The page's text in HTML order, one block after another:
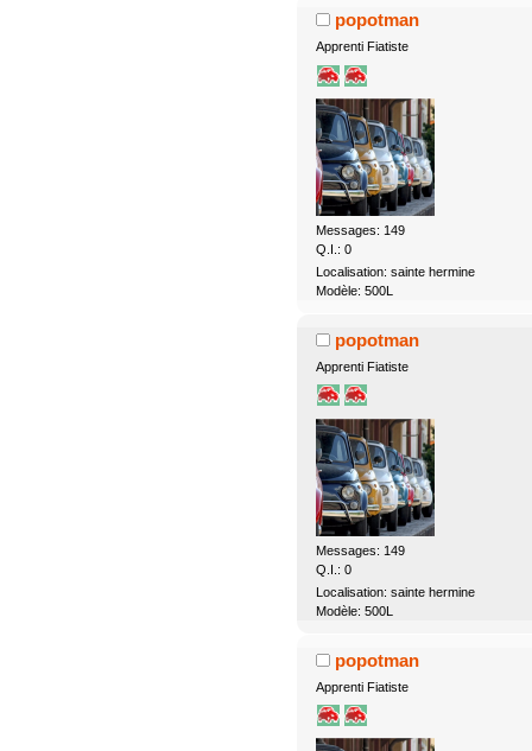
popotman
Apprenti Fiatiste
Messages: 149
Q.I.: 0
Localisation: sainte hermine
Modèle: 500L
popotman
Apprenti Fiatiste
Messages: 149
Q.I.: 0
Localisation: sainte hermine
Modèle: 500L
popotman
Apprenti Fiatiste